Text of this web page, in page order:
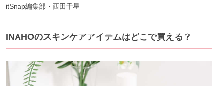
itSnap編集部・西田千星
INAHOのスキンケアアイテムはどこで買える？